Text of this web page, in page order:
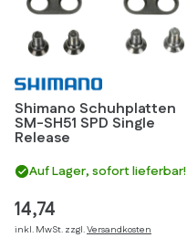
Shimano Schuhplatten
SM-SH51 SPD Single
Release
Auf Lager, sofort lieferbar!
14,74
inkl. MwSt. zzgl.Versandkosten